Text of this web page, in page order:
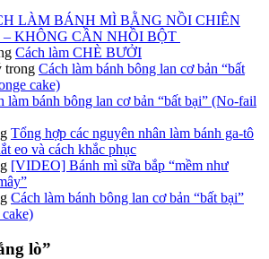
LÀM BÁNH MÌ BẰNG NỒI CHIÊN
KHÔNG CẦN NHỒI BỘT
Cách làm CHÈ BƯỞI
trong Cách làm bánh bông lan cơ bản “bất
cake)
làm bánh bông lan cơ bản “bất bại” (No-fail
Tổng hợp các nguyên nhân làm bánh ga-tô
eo và cách khắc phục
[VIDEO] Bánh mì sữa bắp “mềm như
Cách làm bánh bông lan cơ bản “bất bại”
lò”